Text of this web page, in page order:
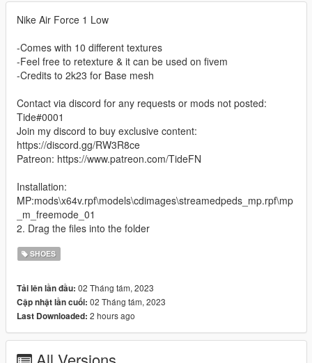
Nike Air Force 1 Low
-Comes with 10 different textures
-Feel free to retexture & it can be used on fivem
-Credits to 2k23 for Base mesh
Contact via discord for any requests or mods not posted:
Tide#0001
Join my discord to buy exclusive content:
https://discord.gg/RW3R8ce
Patreon: https://www.patreon.com/TideFN
Installation:
MP:mods\x64v.rpf\models\cdimages\streamedpeds_mp.rpf\mp
_m_freemode_01
2. Drag the files into the folder
SHOES
Tải lên lần đầu: 02 Tháng tám, 2023
Cập nhật lần cuối: 02 Tháng tám, 2023
Last Downloaded: 2 hours ago